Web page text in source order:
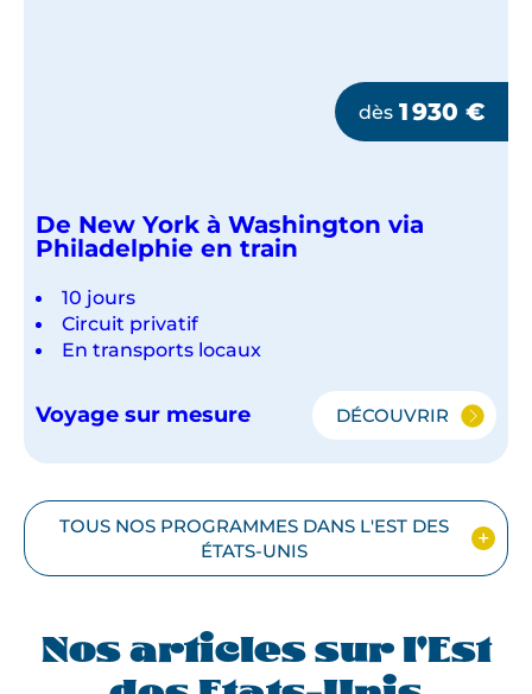
dès 1 930 €
De New York à Washington via
Philadelphie en train
10 jours
Circuit privatif
En transports locaux
Voyage sur mesure DÉCOUVRIR
DE
À
WASHINGTON
PHILADELPHIE
TOUS NOS PROGRAMMES DANS L'EST DES
ÉTATS-UNIS
Nos articles sur l'Est